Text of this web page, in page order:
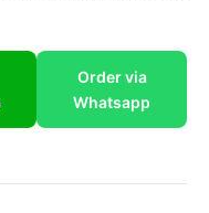
Order via
Whatsapp